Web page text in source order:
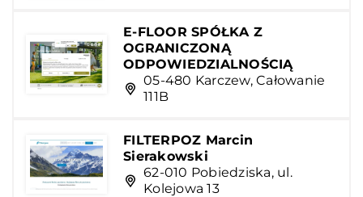
E-FLOOR SPÓŁKA Z
OGRANICZONĄ
ODPOWIEDZIALNOŚCIĄ
05-480 Karczew, Całowanie
111B
FILTERPOZ Marcin
Sierakowski
62-010 Pobiedziska, ul.
Kolejowa 13